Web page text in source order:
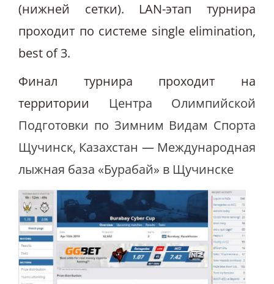
(нижней сетки). LAN-этап турнира
проходит по системе single elimination,
best of 3.
Финал турнира проходит на
территории Центра Олимпийской
Подготовки по Зимним Видам Спорта
Щучинск, Казахстан — Международная
лыжная база «Бурабай» в Щучинске